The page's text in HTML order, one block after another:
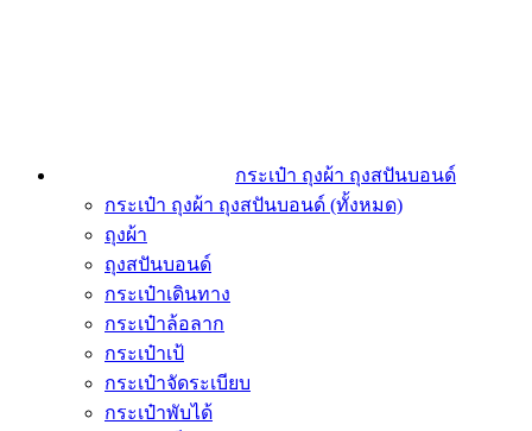
กระเป๋า ถุงผ้า ถุงสปันบอนด์
กระเป๋า ถุงผ้า ถุงสปันบอนด์ (ทั้งหมด)
ถุงผ้า
ถุงสปันบอนด์
กระเป๋าเดินทาง
กระเป๋าล้อลาก
กระเป๋าเป้
กระเป๋าจัดระเบียบ
กระเป๋าพับได้